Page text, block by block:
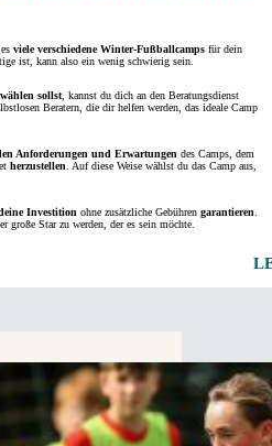
viele verschiedene Winter-Fußballcamps für dein
ist, kann also ein wenig schwierig sein.
sollst , kannst du dich an den Beratungsdienst
Beratern, die dir helfen werden, das ideale Camp
Anforderungen und Erwartungen des Camps, dem
herzustellen . Auf diese Weise wählst du das Camp aus,
Investition ohne zusätzliche Gebühren garantieren
Star zu werden, der es sein möchte.